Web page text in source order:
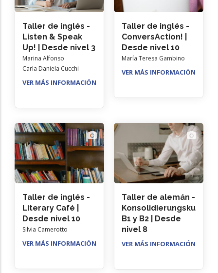
Taller de inglés -
Listen & Speak
Up! | Desde nivel 3
Marina Alfonso
Carla Daniela Cucchi
VER MÁS INFORMACIÓN
Taller de inglés -
ConversAction! |
Desde nivel 10
María Teresa Gambino
VER MÁS INFORMACIÓN
Taller de inglés -
Literary Café |
Desde nivel 10
Silvia Camerotto
VER MÁS INFORMACIÓN
Taller de alemán -
Konsolidierungskurs
B1 y B2 | Desde
nivel 8
VER MÁS INFORMACIÓN